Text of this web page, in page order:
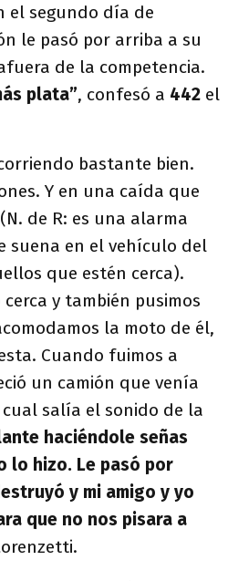
el segundo día de
le pasó por arriba a su
de la competencia.
plata”, confesó a 442 el
bastante bien.
Y en una caída que
de R: es una alarma
suena en el vehículo del
que estén cerca).
y también pusimos
la moto de él,
Cuando fuimos a
un camión que venía
salía el sonido de la
haciéndole señas
lo hizo. Le pasó por
y mi amigo y yo
que no nos pisara a